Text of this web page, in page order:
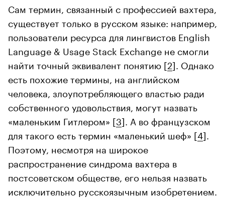
Сам термин, связанный с профессией вахтера,
существует только в русском языке: например,
пользователи ресурса для лингвистов English
Language & Usage Stack Exchange не смогли
найти точный эквивалент понятию [2]. Однако
есть похожие термины, на английском
человека, злоупотребляющего властью ради
собственного удовольствия, могут назвать
«маленьким Гитлером» [3]. А во французском
для такого есть термин «маленький шеф» [4].
Поэтому, несмотря на широкое
распространение синдрома вахтера в
постсоветском обществе, его нельзя назвать
исключительно русскоязычным изобретением.